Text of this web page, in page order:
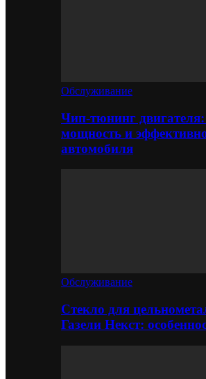
Обслуживание
Чип-тюнинг
мощность и
автомобиля
Обслуживание
Стекло для
Газели Некст: